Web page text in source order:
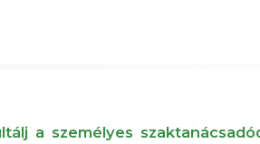
a személyes